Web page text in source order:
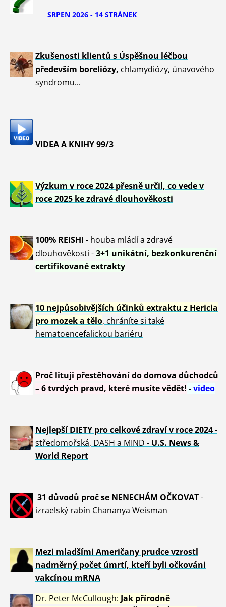
SRPEN 2026 - 14 STRÁNEK
Zkušenosti klientů s Úspěšnou léčbou
především boreliózy, chlamydiózy, únavového
syndromu...
VIDEA A KNIHY 99/3
Výzkum v roce 2024 přesně určil, co vede v
roce 2025 ke zdravé dlouhověkosti
100% REISHI - houba mládí a zdravé
dlouhověkosti -3+1 unikátní, bezkonkurenční
certifikované extrakty
10 nejpůsobivějších účinků extraktu z Hericia
pro mozek a tělo, chráníte si také
hematoencefalickou bariéru
Proč lituji přestěhování do domova důchodců
– 6 tvrdých pravd, které musíte vědět! -video
Nejlepší DIETY pro celkové zdraví v roce 2024 -
středomořská, DASH a MIND - U.S. News &
World Report
31 důvodů proč se NENECHÁM OČKOVAT-
izraelský rabín Chananya Weisman
Mezi mladšími Američany prudce vzrostl
nadměrný počet úmrtí, kteří byli očkováni
vakcínou mRNA
Dr. Peter McCullough: Jak přírodně